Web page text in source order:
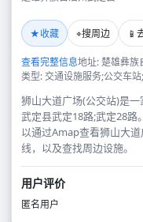
★收藏 ⌖搜周边 📱
查看完整信息地址: 楚雄彝
类型: 交通设施服务;公交车
狮山大道广场(公交站)是
武定县武定18路;武定28路
以通过Amap查看狮山大
线，以及查找周边设施。
用户评价
匿名用户